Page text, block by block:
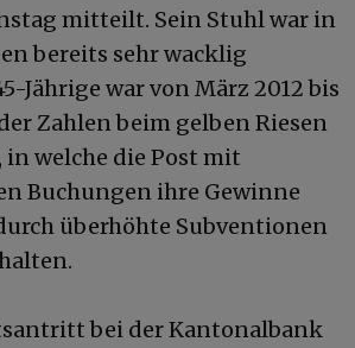
mitteilt. Sein Stuhl war in
bereits sehr wacklig
Jährige war von März 2012 bis
Zahlen beim gelben Riesen
in welche die Post mit
Buchungen ihre Gewinne
überhöhte Subventionen
bei der Kantonalbank